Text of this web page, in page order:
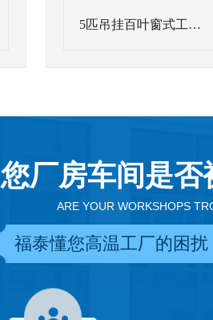
5匹吊挂百叶窗式工…
您厂房车间是
ARE YOUR WORKSHOPS
福泰懂您高温工厂的困